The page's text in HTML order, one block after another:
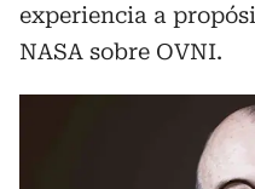
experiencia a
NASA sobre OVNI.